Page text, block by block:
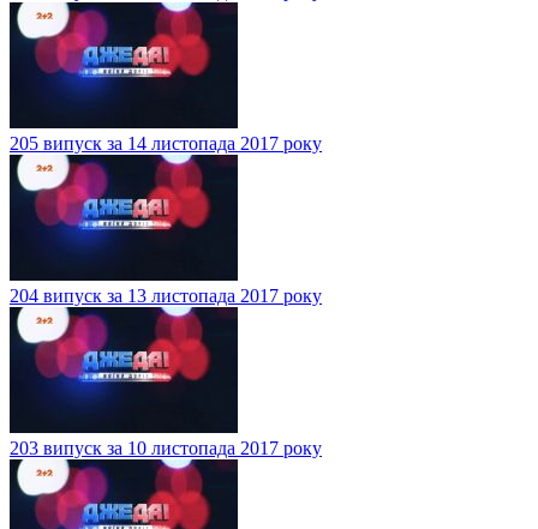
205 випуск за 14 листопада 2017 року
204 випуск за 13 листопада 2017 року
203 випуск за 10 листопада 2017 року